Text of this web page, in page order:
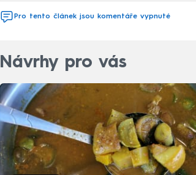
Pro tento článek jsou komentáře vypnuté
Návrhy pro vás